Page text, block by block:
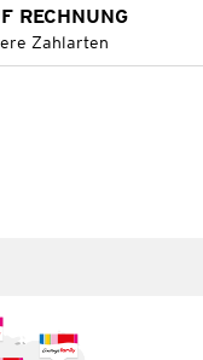
RECHNUNG
Zahlarten